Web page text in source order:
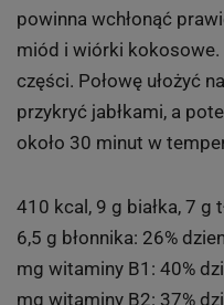
powinna wchłonąć
miód i wiórki
części. Połowę ułożyć
przykryć jabłkami, a
około 30 minut w
410 kcal, 9 g białka, 7 g
6,5 g błonnika: 26%
mg witaminy B1: 40%
mg witaminy B2: 37%